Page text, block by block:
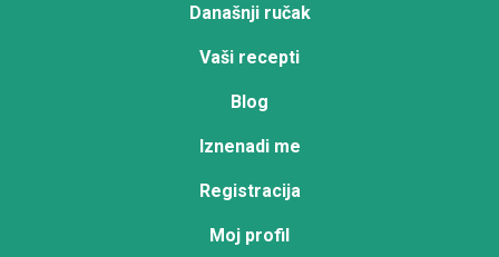
Današnji ručak
Vaši recepti
Blog
Iznenadi me
Registracija
Moj profil